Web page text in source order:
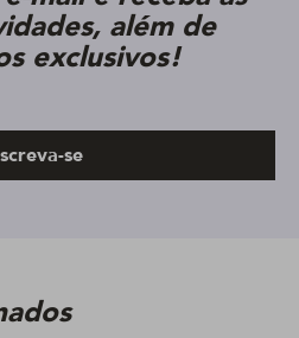
além de
exclusivos!
se